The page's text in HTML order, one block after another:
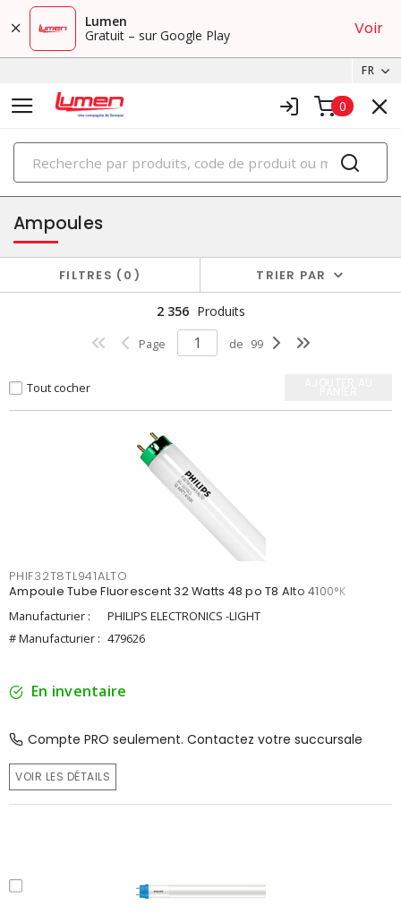
Lumen
Gratuit – sur Google Play
Voir
FR
0
PRODUITS
éclairage
Ampoules
FILTRES 0 TRIER PAR
2 356 Produits
Page de 99
Tout cocher
PHIF32T8TL941ALTO
Ampoule Tube Fluorescent 32 Watts 48 po T8 Alto 4100°K
Manufacturier :
PHILIPS ELECTRONICS -LIGHT
# Manufacturier : 479626
En inventaire
Compte PRO seulement. Contactez votre succursale
VOIR LES DÉTAILS